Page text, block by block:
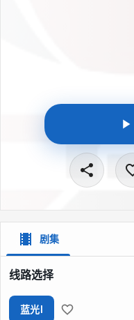
比赛
剧集
线路选择
蓝光I